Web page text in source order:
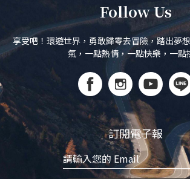
Follow Us
享受吧！環遊世界，勇敢歸零去冒險，踏出夢
氣，一點熱情，一點快樂，一點
訂閱電子報